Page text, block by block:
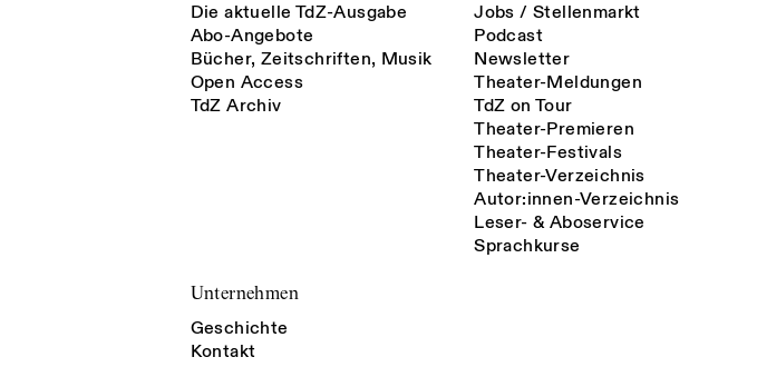
Die aktuelle TdZ-Ausgabe
Abo-Angebote
Bücher, Zeitschriften, Musik
Open Access
TdZ Archiv
Jobs / Stellenmarkt
Podcast
Newsletter
Theater-Meldungen
TdZ on Tour
Theater-Premieren
Theater-Festivals
Theater-Verzeichnis
Autor:innen-Verzeichnis
Leser- & Aboservice
Sprachkurse
Unternehmen
Geschichte
Kontakt